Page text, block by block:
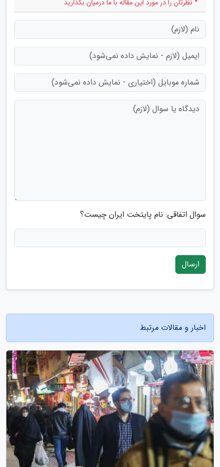
* نظرتان را در مورد این مقاله با ما درمیان بگذارید
سوال اتفاقی: نام پایتخت ایران چیست؟
ارسال
اخبار و مقالات مرتبط